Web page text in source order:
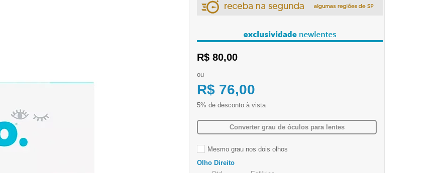
R$ 80,00
ou
R$ 76,00
Converter grau de óculos para lentes
Mesmo grau nos dois olhos
Olho Direito